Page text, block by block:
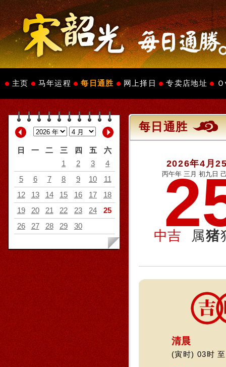
主页 马年运程 每日通胜 网上择日 专卖店地址
日 一 二 三 四 五
六
1
2 3
4
5
6 7 8 9 10
11
12
13 14 15 16 17
18
19
20 21 22 23 24
25
26
27 28 29 30
每日通胜
2026年4月
丙午年 三月 初九日
中吉 属猪
清晨
(寅时) 03时